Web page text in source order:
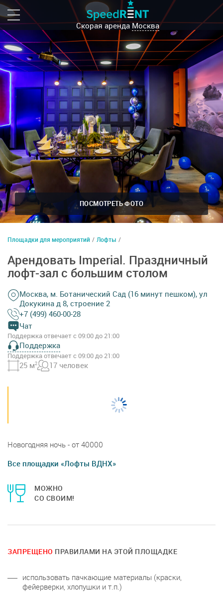
Скорая арендаМосква
ПОСМОТРЕТЬ ФОТО
Площадки для мероприятий / Лофты /
Арендовать Imperial. Праздничный
лофт-зал с большим столом
Москва, м. Ботанический Сад (16 минут пешком), ул
Докукина д 8, строение 2
+7 (499) 460-00-28
Чат
Поддержка отвечает с 09:00 до 21:00
Поддержка
Поддержка отвечает с 09:00 до 21:00
25 м2 17 человек
Новогодняя ночь - от 40000
Все площадки «Лофты ВДНХ»
МОЖНО
СО СВОИМ!
ЗАПРЕЩЕНО ПРАВИЛАМИ НА ЭТОЙ ПЛОЩАДКЕ
использовать пачкающие материалы (краски,
фейерверки, хлопушки и т.п.)